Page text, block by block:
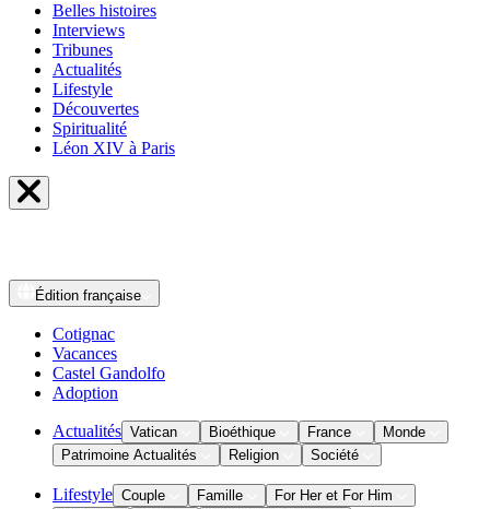
Belles histoires
Interviews
Tribunes
Actualités
Lifestyle
Découvertes
Spiritualité
Léon XIV à Paris
Édition française
Cotignac
Vacances
Castel Gandolfo
Adoption
Actualités Vatican Bioéthique France
Monde
Patrimoine Actualités
Religion Société
Lifestyle Couple Famille
For Her et For Him